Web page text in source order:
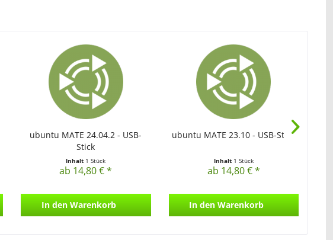
ubuntu MATE 24.04.2 - USB-
Stick
Inhalt 1 Stück
ab 14,80 € *
In den Warenkorb
ubuntu MATE 23.10 - USB-Stick
Inhalt 1 Stück
ab 14,80 € *
In den Warenkorb